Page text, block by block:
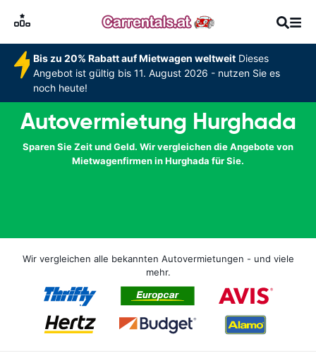
Bis zu 20% Rabatt auf Mietwagen weltweitDieses
Angebot ist gültig bis 11. August 2026 - nutzen Sie es
noch heute!
Autovermietung Hurghada
Sparen Sie Zeit und Geld. Wir vergleichen die Angebote von
Mietwagenfirmen in Hurghada für Sie.
Wir vergleichen alle bekannten Autovermietungen - und viele
mehr.